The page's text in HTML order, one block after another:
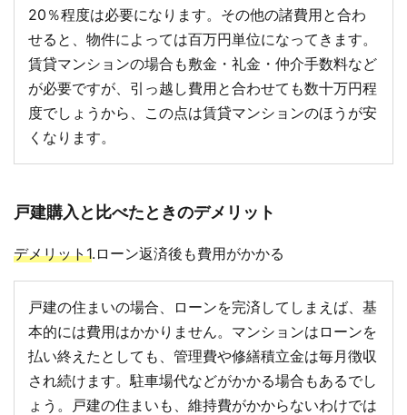
20％程度は必要になります。その他の諸費用と合わ
せると、物件によっては百万円単位になってきます。
賃貸マンションの場合も敷金・礼金・仲介手数料など
が必要ですが、引っ越し費用と合わせても数十万円程
度でしょうから、この点は賃貸マンションのほうが安
くなります。
戸建購入と比べたときのデメリット
デメリット1.ローン返済後も費用がかかる
戸建の住まいの場合、ローンを完済してしまえば、基
本的には費用はかかりません。マンションはローンを
払い終えたとしても、管理費や修繕積立金は毎月徴収
され続けます。駐車場代などがかかる場合もあるでし
ょう。戸建の住まいも、維持費がかからないわけでは